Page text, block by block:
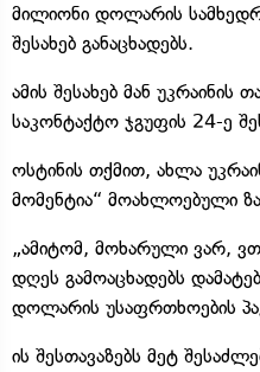
მილიონი დოლარის
შესახებ განაცხადებს.
ამის შესახებ მან უკრაინის
საკონტაქტო ჯგუფის 24-ე
ოსტინის თქმით, ახლა
მომენტია“ მოახლოებული
„ამიტომ, მოხარული ვარ,
დღეს გამოაცხადებს
დოლარის უსაფრთხოების
ის შესთავაზებს მეტ